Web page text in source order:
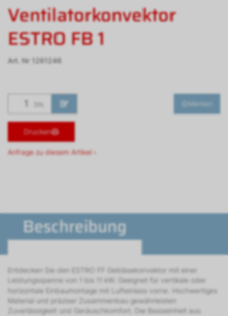
Ventilatorkonvektor
ESTRO FB 1
Art. Nr 1261246
Stk. Merken
Drucken
Anfrage zu diesem Artikel ›
Beschreibung
Entdecken Sie den ESTRO FF Gebläsekonvektor mit einer
Leistungsspanne von 1 bis 11 kW. Geeignet für vertikale oder
horizontale Einbaumontage mit Lufteinlass vorne. Hochwertiges
Material und präziser Zusammenbau gewährleisten
Zuverlässigkeit und Geräuschkomfort. Die Basiseinheit aus